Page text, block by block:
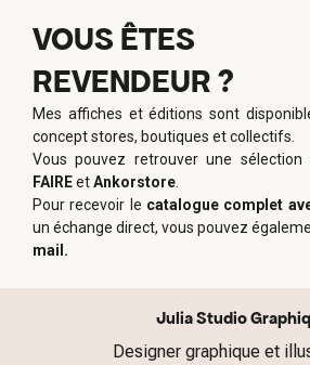
VOUS ÊTES
REVENDEUR ?
Mes affiches et éditions sont
concept stores, boutiques et collectifs.
Vous pouvez retrouver une
FAIREetAnkorstore
Pour recevoir le catalogue complet
un échange direct, vous pouvez
mail.
Julia Studio
Designer graphique et